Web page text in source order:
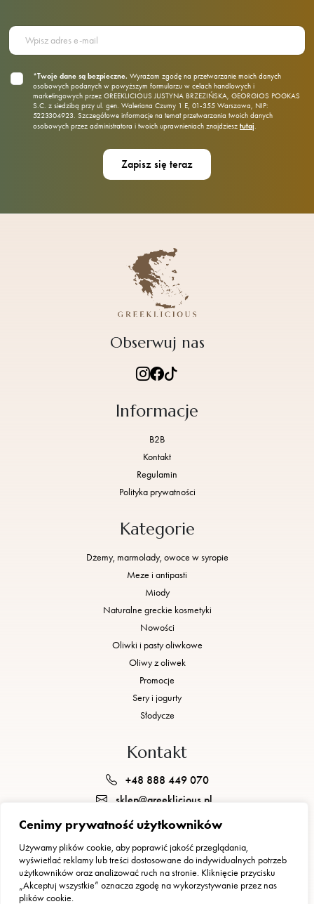
Cenimy prywatność użytkowników
Używamy plików cookie, aby poprawić jakość przeglądania,
wyświetlać reklamy lub treści dostosowane do indywidualnych potrzeb
użytkowników oraz analizować ruch na stronie. Kliknięcie przycisku
„Akceptuj wszystkie” oznacza zgodę na wykorzystywanie przez nas
plików cookie.
*Twoje dane są bezpieczne. Wyrażam zgodę na przetwarzanie moich danych
osobowych podanych w powyższym formularzu w celach handlowych i
marketingowych przez GREEKLICIOUS JUSTYNA BRZEZIŃSKA, GEORGIOS POGKAS
S.C. z siedzibą przy ul. gen. Waleriana Czumy 1 E, 01‑355 Warszawa, NIP:
5223304923. Szczegółowe informacje na temat przetwarzania twoich danych
osobowych przez administratora i twoich uprawnieniach znajdziesz tutaj
Informacje
B2B
Kontakt
Regulamin
Polityka prywatności
Kategorie
Dżemy, marmolady, owoce w syropie
Meze i antipasti
Miody
Naturalne greckie kosmetyki
Nowości
Oliwki i pasty oliwkowe
Oliwy z oliwek
Promocje
Sery i jogurty
Słodycze
Obserwuj nas
Kontakt
+48 888 449 070
sklep@greeklicious.pl
GREEKLICIOUS JUSTYNA BRZEZIŃSKA, GEORGIOS POGKAS S.C.
ul. gen. Waleriana Czumy 1 E, 01-355 Warszawa
NIP: 5223304923